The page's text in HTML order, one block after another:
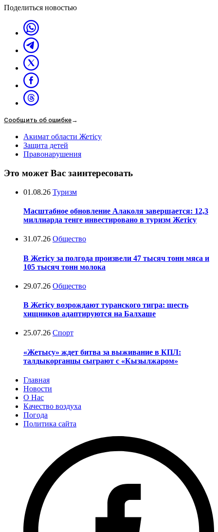
Поделиться новостью
Сообщить об ошибке→
Акимат области Жетісу
Защита детей
Правонарушения
Это может Вас заинтересовать
01.08.26 Туризм
Масштабное обновление Алаколя завершается: 12,3
миллиарда тенге инвестировано в туризм Жетісу
31.07.26 Общество
В Жетісу за полгода произвели 47 тысяч тонн мяса и
105 тысяч тонн молока
29.07.26 Общество
В Жетісу возрождают туранского тигра: шесть
хищников адаптируются на Балхаше
25.07.26 Спорт
«Жетысу» ждет битва за выживание в КПЛ:
талдыкорганцы сыграют с «Кызылжаром»
Главная
Новости
О Нас
Качество воздуха
Погода
Политика сайта